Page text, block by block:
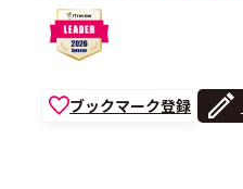
ブックマーク登録